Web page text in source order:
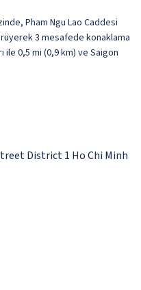
Pham Ngu Lao Caddesi
3 mesafede konaklama
ile 0,5 mi (0,9 km) ve Saigon
District 1 Ho Chi Minh